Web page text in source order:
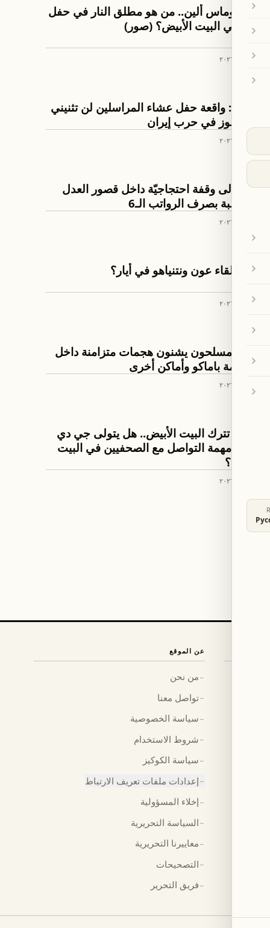
العالمكول توماس ألين.. من هو مطلق النار في حفل
مراسلي البيت الأبيض؟ (صور)
٢٦ نيسان ٢٠٢٦
ترامب: واقعة حفل عشاء المراسلين لن تثنيني
عن الفوز في حرب إيران
اخبار لبنان
دعوة إلى وقفة احتجاجيّة داخل قصور العدل
للمطالبة بصرف الرواتب الـ6
اخبار لبنان
موعد لقاء عون ونتنياهو في أيار؟
٢٥ نيسان ٢٠٢٦
مالي: مسلحون يشنون هجمات متزامنة داخل
العاصمة باماكو وأماكن أخرى
ليفيت تترك البيت الأبيض.. هل يتولى جي دي
فانس مهمة التواصل مع الصحفيين في البيت
الأبيض؟
عن الموقع
← من نحن
←تواصل معنا
← سياسة الخصوصية
← شروط الاستخدام
← سياسة الكوكيز
← إعدادات ملفات تعريف الارتباط
← إخلاء المسؤولية
← السياسة التحريرية
← معاييرنا التحريرية
← التصحيحات
← فريق التحرير